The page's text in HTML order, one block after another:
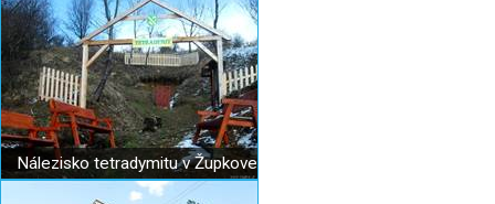
Nálezisko tetradymitu v Župkove